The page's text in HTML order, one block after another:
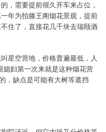
，需要提前很久开车来占位，
年为拍滕王阁烟花景观，提前
住了，直接花几千块去瑞颐酒
星空营地，价格普遍最低，人
妇第一次来就是这种烟花营
，缺点是可能有大树等遮挡